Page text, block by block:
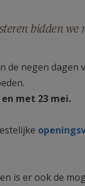
bidden
de negen dagen
met 23 mei.
is er ook de